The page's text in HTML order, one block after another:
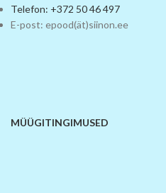
Telefon: +372 50 46 497
E-post: epood(ät)siinon.ee
MÜÜGITINGIMUSED